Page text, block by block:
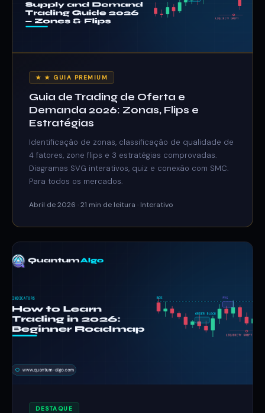
★ ★ GUIA PREMIUM
Guia de Trading de Oferta e
Demanda 2026: Zonas, Flips e
Estratégias
Identificação de zonas, classificação de qualidade de
4 fatores, zone flips e 3 estratégias comprovadas.
Diagramas SVG interativos, quiz e conexão com SMC.
Para todos os mercados.
Abril de 2026 · 21 min de leitura · Interativo
DESTAQUE